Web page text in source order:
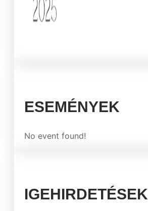
ESEMÉNYEK
No event found!
IGEHIRDETÉSEK